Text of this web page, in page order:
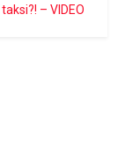
– VIDEO